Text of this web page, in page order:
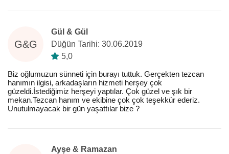
G&G
Gül & Gül
Düğün Tarihi: 30.06.2019
5,0
Biz oğlumuzun sünneti için burayı tuttuk. Gerçekten tezcan
hanımın ilgisi, arkadaşların hizmeti herşey çok
güzeldi.İstediğimiz herşeyi yaptılar. Çok güzel ve şık bir
mekan.Tezcan hanım ve ekibine çok çok teşekkür ederiz.
Unutulmayacak bir gün yaşattılar bize ?
Ayşe & Ramazan